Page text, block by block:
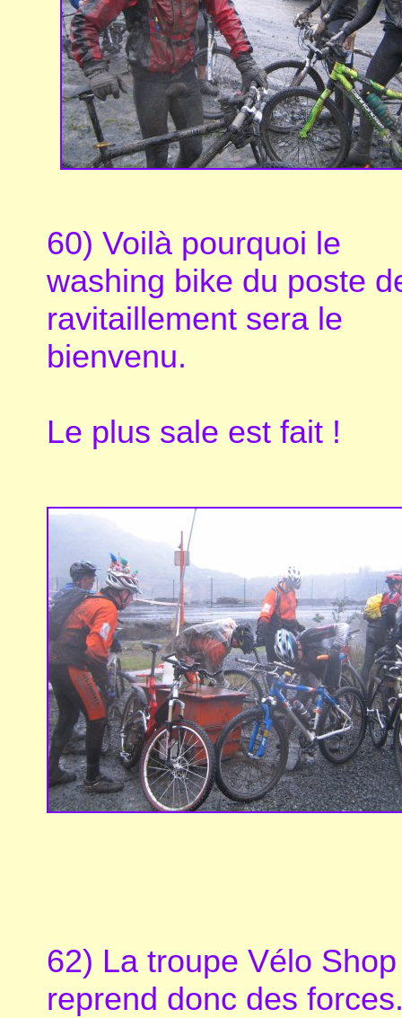
60) Voilà pourquoi le
washing bike du poste
ravitaillement sera le
bienvenu.
Le plus sale est fait !
62) La troupe Vélo Shop
reprend donc des